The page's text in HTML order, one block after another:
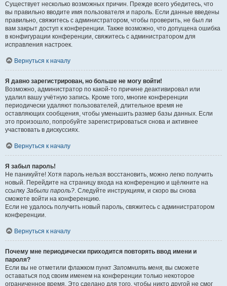
Существует несколько возможных причин. Прежде всего убедитесь, что
вы правильно вводите имя пользователя и пароль. Если данные введены
правильно, свяжитесь с администратором, чтобы проверить, не был ли
вам закрыт доступ к конференции. Также возможно, что допущена ошибка
в конфигурации конференции, свяжитесь с администратором для
исправления настроек.
Вернуться к началу
Я давно зарегистрирован, но больше не могу войти!
Возможно, администратор по какой-то причине деактивировал или
удалил вашу учётную запись. Кроме того, многие конференции
периодически удаляют пользователей, длительное время не
оставляющих сообщения, чтобы уменьшить размер базы данных. Если
это произошло, попробуйте зарегистрироваться снова и активнее
участвовать в дискуссиях.
Вернуться к началу
Я забыл пароль!
Не паникуйте! Хотя пароль нельзя восстановить, можно легко получить
новый. Перейдите на страницу входа на конференцию и щёлкните на
ссылку Забыли пароль?. Следуйте инструкциям, и скоро вы снова
сможете войти на конференцию.
Если не удалось получить новый пароль, свяжитесь с администратором
конференции.
Вернуться к началу
Почему мне периодически приходится повторять ввод имени и
пароля?
Если вы не отметили флажком пункт Запомнить меня, вы сможете
оставаться под своим именем на конференции только некоторое
ограниченное время. Это сделано для того, чтобы никто другой не смог